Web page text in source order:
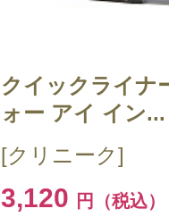
クイックライナ
ォー アイ イン...
[クリニーク]
3,120 円（税込）